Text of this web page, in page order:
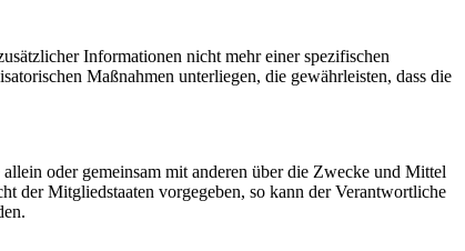
Informationen nicht mehr einer spezifischen
Maßnahmen unterliegen, die gewährleisten, dass die
oder gemeinsam mit anderen über die Zwecke und Mittel
der Mitgliedstaaten vorgegeben, so kann der Verantwortliche